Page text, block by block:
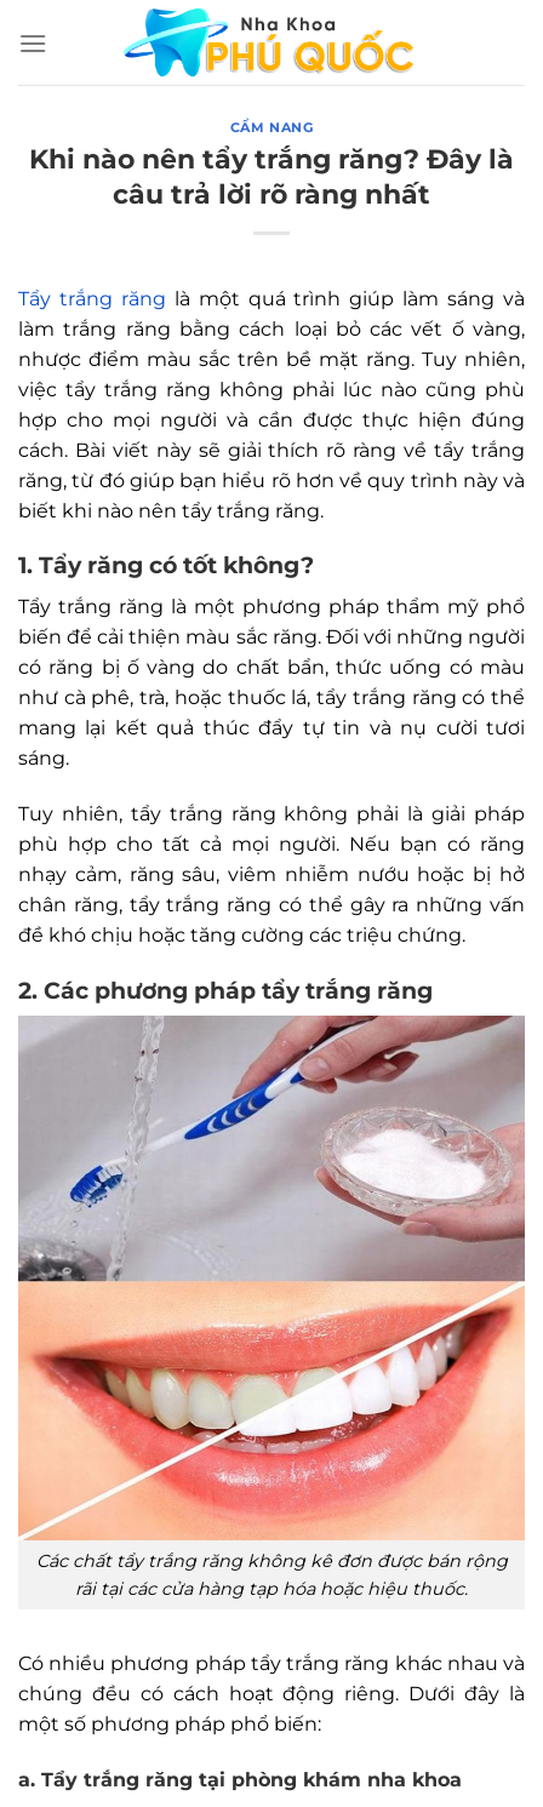
đến
CẨM NANG
Khi nào nên tẩy trắng răng? Đây là
câu trả lời rõ ràng nhất
Tẩy trắng răng là một quá trình giúp làm sáng và
làm trắng răng bằng cách loại bỏ các vết ố vàng,
nhược điểm màu sắc trên bề mặt răng. Tuy nhiên,
việc tẩy trắng răng không phải lúc nào cũng phù
hợp cho mọi người và cần được thực hiện đúng
cách. Bài viết này sẽ giải thích rõ ràng về tẩy trắng
răng, từ đó giúp bạn hiểu rõ hơn về quy trình này và
biết khi nào nên tẩy trắng răng.
1. Tẩy răng có tốt không?
Tẩy trắng răng là một phương pháp thẩm mỹ phổ
biến để cải thiện màu sắc răng. Đối với những người
có răng bị ố vàng do chất bẩn, thức uống có màu
như cà phê, trà, hoặc thuốc lá, tẩy trắng răng có thể
mang lại kết quả thúc đẩy tự tin và nụ cười tươi
sáng.
Tuy nhiên, tẩy trắng răng không phải là giải pháp
phù hợp cho tất cả mọi người. Nếu bạn có răng
nhạy cảm, răng sâu, viêm nhiễm nướu hoặc bị hở
chân răng, tẩy trắng răng có thể gây ra những vấn
đề khó chịu hoặc tăng cường các triệu chứng.
2. Các phương pháp tẩy trắng răng
Các chất tẩy trắng răng không kê đơn được bán rộng
rãi tại các cửa hàng tạp hóa hoặc hiệu thuốc.
Có nhiều phương pháp tẩy trắng răng khác nhau và
chúng đều có cách hoạt động riêng. Dưới đây là
một số phương pháp phổ biến:
a. Tẩy trắng răng tại phòng khám nha khoa